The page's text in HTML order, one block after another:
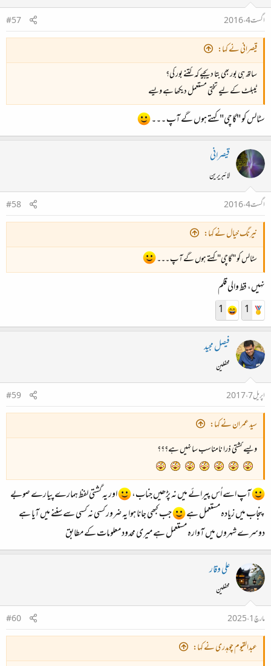
اگست 4، 2016
#57
قیصرانی نے کہا:
ساتھ ہی بور بھی بتا دیجیے کہ کتنے بور کی؟
ٹیبلٹ کے لیے تختی مستعمل دیکھا ہے ویسے
سٹالس کو "گاچی" کہتے ہوں گے آپ ۔۔۔
قیصرانی
لائبریرین
اگست 4، 2016
#58
نیرنگ خیال نے کہا:
سٹالس کو "گاچی" کہتے ہوں گے آپ ۔۔۔
نہیں، قط والی قلم
1
1
فیصل مجید
محفلین
اپریل 7، 2017
#59
سید عمران نے کہا:
ویسے گشتی ذرا نامناسب سا نہیں ہے؟؟؟
آپ اسے اُس پیرائے میں نہ پڑھیں جناب،
اور یہ گشتی لفظ ہمارے پیارے صوبے
پنجاب میں زیادہ مستعمل ہے
جب کبھی جانا ہوا یہ ضرور کسی نہ کسی سے سننے میں آیا ہے
دوسرے شہروں میں آوارہ مستعمل ہے میری محدود معلومات کے مطابق
علی وقار
محفلین
مارچ 1، 2025
#60
عبدالقیوم چوہدری نے کہا: